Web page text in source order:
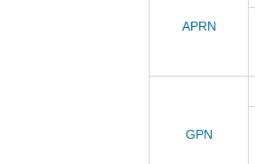
APRN
GPN